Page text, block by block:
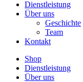
Dienstleistung
Über uns
Geschichte
Team
Kontakt
Shop
Dienstleistung
Über uns